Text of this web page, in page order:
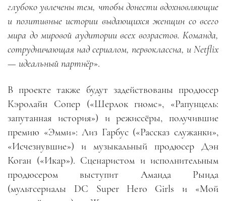
глубоко увлечены тем, чтобы донести вдохновляющие
и позитивные истории выдающихся женщин со всего
мира до мировой аудитории всех возрастов. Команда,
сотрудничающая над сериалом, первоклассна, и Netflix
— идеальный партнёр».
В проекте также будут задействованы продюсер
Кэролайн Сопер («Шерлок гномс», «Рапунцель:
запутанная история») и режиссёры, получившие
премию «Эмми»: Лиз Гарбус («Рассказ служанки»,
«Исчезнувшие») и музыкальный продюсер Дэн
Коган («Икар»). Сценаристом и исполнительным
продюсером выступит Аманда Рында
(мультсериалы DC Super Hero Girls и «Мой